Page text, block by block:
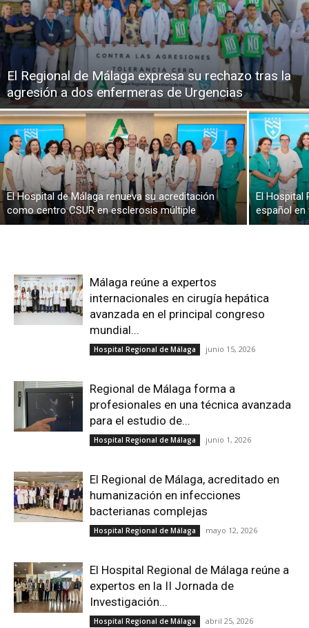
El Regional de Málaga expresa su rechazo tras la
agresión a dos enfermeras de Urgencias
El Hospital de Málaga renueva su acreditación
como centro CSUR en esclerosis múltiple
El Hospital
español
Málaga reúne a expertos
internacionales en cirugía hepática
avanzada en el principal congreso
mundial...
Hospital Regional de Málaga junio 15, 2026
Regional de Málaga forma a
profesionales en una técnica avanzada
para el estudio de...
Hospital Regional de Málaga junio 1, 2026
El Regional de Málaga, acreditado en
humanización en infecciones
bacterianas complejas
Hospital Regional de Málaga mayo 12, 2026
El Hospital Regional de Málaga reúne a
expertos en la II Jornada de
Investigación...
Hospital Regional de Málaga abril 25, 2026